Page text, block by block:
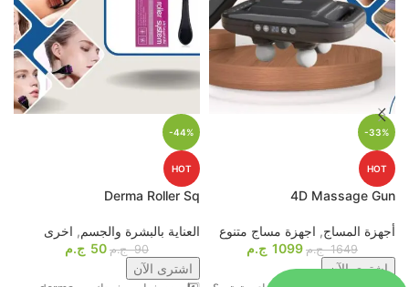
-33%
HOT
4D Massage Gun
أجهزة المساج, اجهزة مساج متنوع
1649 ج.م 1099 ج.م
اشترى الآن
-44%
HOT
Derma Roller Sq
العناية بالبشرة والجسم, اخرى
90 ج.م 50 ج.م
اشترى الآن